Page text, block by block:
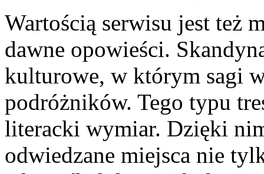
Wartością serwisu jest też
dawne opowieści.
kulturowe, w którym sagi
podróżników. Tego typu
literacki wymiar. Dzięki
odwiedzane miejsca nie